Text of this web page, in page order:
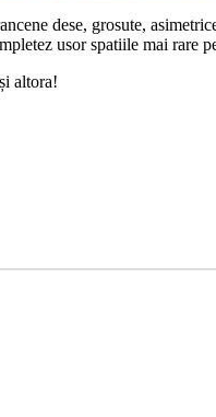
dese, grosute,
usor spatiile mai rare
altora!